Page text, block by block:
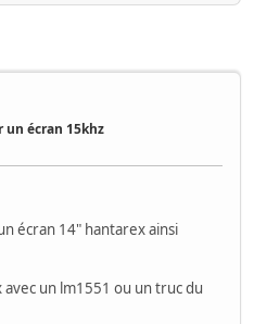
un écran 15khz
écran 14" hantarex ainsi
un lm1551 ou un truc du